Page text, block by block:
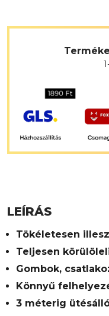
LEÍRÁS
Tökéletesen
Teljesen
Gombok,
Könnyű
3 méterig